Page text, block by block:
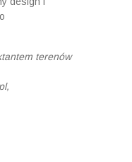
terenów